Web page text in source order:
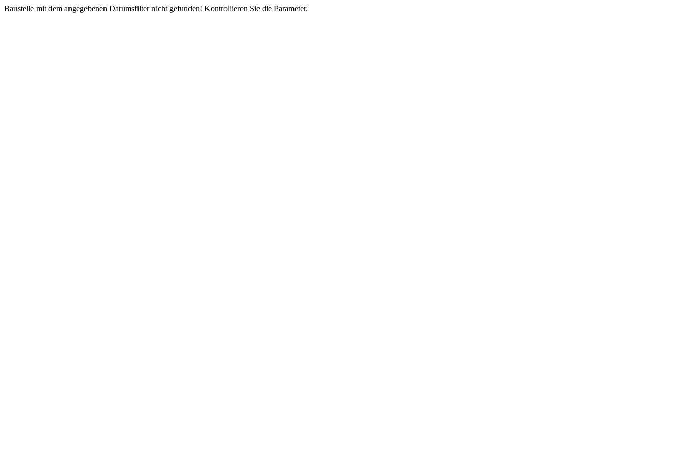
Baustelle mit dem angegebenen Datumsfilter nicht gefunden! Kontrollieren Sie die Parameter.